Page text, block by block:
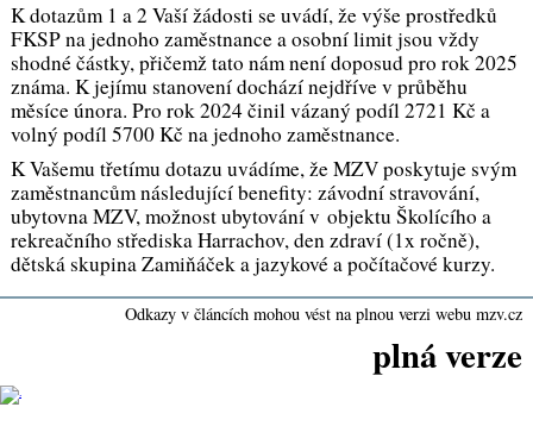
K dotazům 1 a 2 Vaší žádosti se uvádí, že výše prostředků
FKSP na jednoho zaměstnance a osobní limit jsou vždy
shodné částky, přičemž tato nám není doposud pro rok 2025
známa. K jejímu stanovení dochází nejdříve v průběhu
měsíce února. Pro rok 2024 činil vázaný podíl 2721 Kč a
volný podíl 5700 Kč na jednoho zaměstnance.
K Vašemu třetímu dotazu uvádíme, že MZV poskytuje svým
zaměstnancům následující benefity: závodní stravování,
ubytovna MZV, možnost ubytování v objektu Školícího a
rekreačního střediska Harrachov, den zdraví (1x ročně),
dětská skupina Zamiňáček a jazykové a počítačové kurzy.
Odkazy v článcích mohou vést na plnou verzi webu mzv.cz
plná verze